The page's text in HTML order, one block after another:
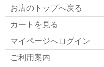
お店のトップへ戻る
カートを見る
マイページへログイン
ご利用案内